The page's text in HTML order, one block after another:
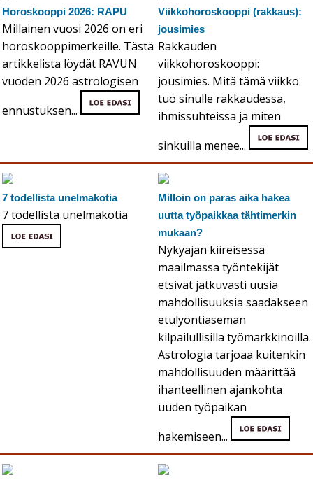
Horoskooppi 2026: RAPU
Millainen vuosi 2026 on eri
horoskooppimerkeille. Tästä
artikkelista löydät RAVUN
vuoden 2026 astrologisen
ennustuksen...
Viikkohoroskooppi (rakkaus):
jousimies
Rakkauden
viikkohoroskooppi:
jousimies. Mitä tämä viikko
tuo sinulle rakkaudessa,
ihmissuhteissa ja miten
sinkuilla menee...
7 todellista unelmakotia
7 todellista unelmakotia
Milloin on paras aika hakea
uutta työpaikkaa tähtimerkin
mukaan?
Nykyajan kiireisessä
maailmassa työntekijät
etsivät jatkuvasti uusia
mahdollisuuksia saadakseen
etulyöntiaseman
kilpailullisilla työmarkkinoilla.
Astrologia tarjoaa kuitenkin
mahdollisuuden määrittää
ihanteellinen ajankohta
uuden työpaikan
hakemiseen...